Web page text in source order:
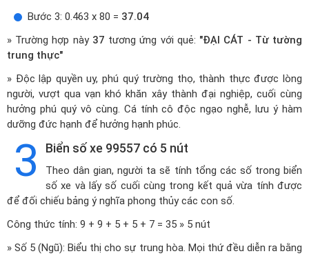
Bước 3: 0.463 x 80 = 37.04
» Trường hợp này 37 tương ứng với quẻ: "ĐẠI CÁT - Từ tường
trung thực"
» Độc lập quyền uy, phú quý trường thọ, thành thực được lòng
người, vượt qua vạn khó khăn xây thành đại nghiệp, cuối cùng
hưởng phú quý vô cùng. Cá tính cô độc ngạo nghễ, lưu ý hàm
dưỡng đức hạnh để hưởng hạnh phúc.
3 Biển số xe 99557 có 5 nút
Theo dân gian, người ta sẽ tính tổng các số trong biển
số xe và lấy số cuối cùng trong kết quả vừa tính được
để đối chiếu bảng ý nghĩa phong thủy các con số.
Công thức tính: 9 + 9 + 5 + 5 + 7 = 35 » 5 nút
» Số 5 (Ngũ): Biểu thị cho sự trung hòa. Mọi thứ đều diễn ra bằng